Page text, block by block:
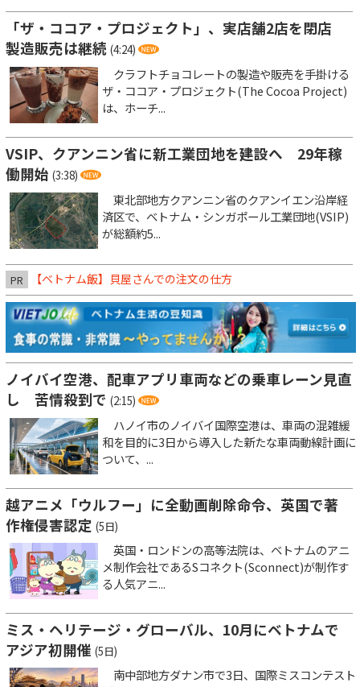
「ザ・ココア・プロジェクト」、実店舗2店を閉店
製造販売は継続 (4:24)
クラフトチョコレートの製造や販売を手掛ける
ザ・ココア・プロジェクト(The Cocoa Project)
は、ホーチ...
VSIP、クアンニン省に新工業団地を建設へ 29年稼
働開始 (3:38)
東北部地方クアンニン省のクアンイエン沿岸経
済区で、ベトナム・シンガポール工業団地(VSIP)
が総額約5...
PR 【ベトナム飯】貝屋さんでの注文の仕方
ノイバイ空港、配車アプリ車両などの乗車レーン見直
し 苦情殺到で (2:15)
ハノイ市のノイバイ国際空港は、車両の混雑緩
和を目的に3日から導入した新たな車両動線計画に
ついて、...
越アニメ「ウルフー」に全動画削除命令、英国で著
作権侵害認定 (5日)
英国・ロンドンの高等法院は、ベトナムのアニ
メ制作会社であるSコネクト(Sconnect)が制作す
る人気アニ...
ミス・ヘリテージ・グローバル、10月にベトナムで
アジア初開催 (5日)
南中部地方ダナン市で3日、国際ミスコンテスト